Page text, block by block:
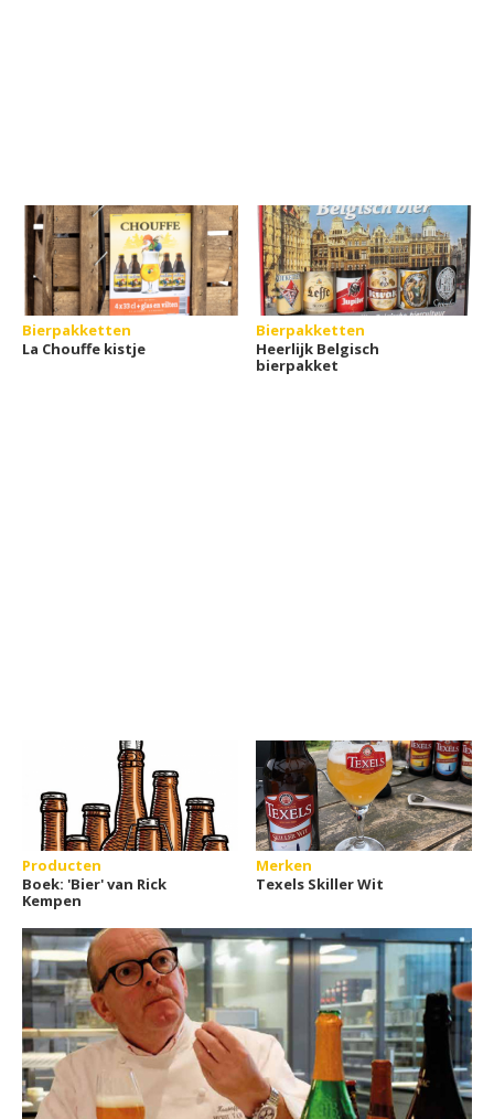
Bierpakketten
La Chouffe kistje
Bierpakketten
Heerlijk Belgisch
bierpakket
Producten
Boek: 'Bier' van Rick
Kempen
Merken
Texels Skiller Wit